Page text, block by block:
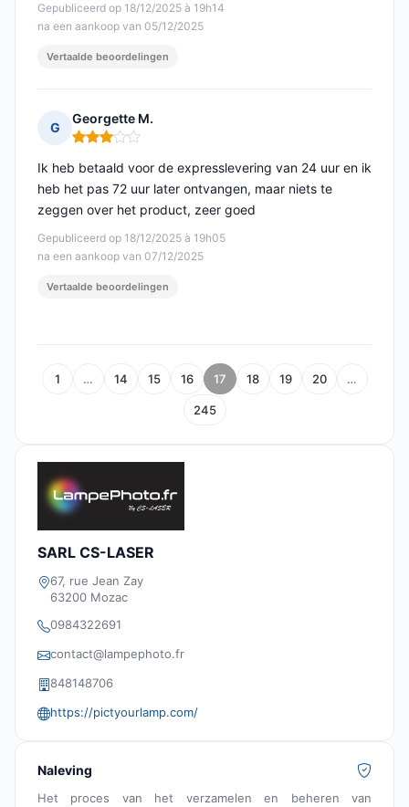
Gepubliceerd op 18/12/2025 à 19h14
na een aankoop van 05/12/2025
Vertaalde beoordelingen
G
Georgette M.
Opmerking: 3 van 5
Gepubliceerd op 18/12/2025 à 19h05
na een aankoop van 07/12/2025
Ik heb betaald voor de expresslevering van 24 uur en ik
heb het pas 72 uur later ontvangen, maar niets te
zeggen over het product, zeer goed
Vertaalde beoordelingen
1 … 14 15 16 17 18 19 20 …
245
SARL CS-LASER
67, rue Jean Zay
63200 Mozac
0984322691
contact@lampephoto.fr
848148706
https://pictyourlamp.com/
Naleving
Het proces van het verzamelen en beheren van